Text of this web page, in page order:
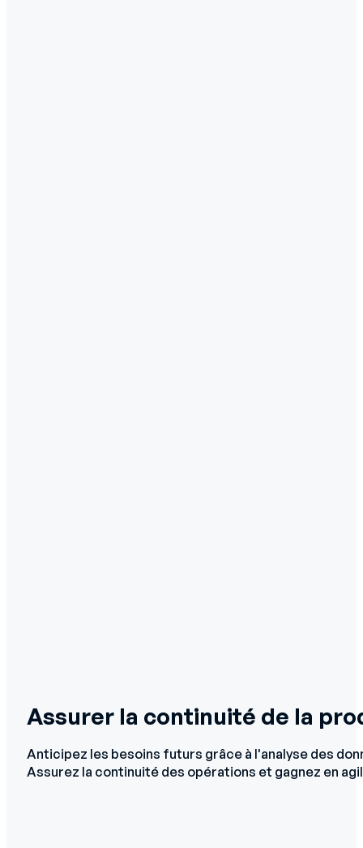
Assurer la continuité de la
Anticipez les besoins futurs grâce à l'analyse des
Assurez la continuité des opérations et gagnez en